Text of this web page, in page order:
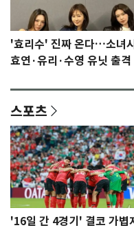
'효리수' 진짜 온다…소녀
효연·유리·수영 유닛 출격
스포츠
'16일 간 4경기' 결코 가볍